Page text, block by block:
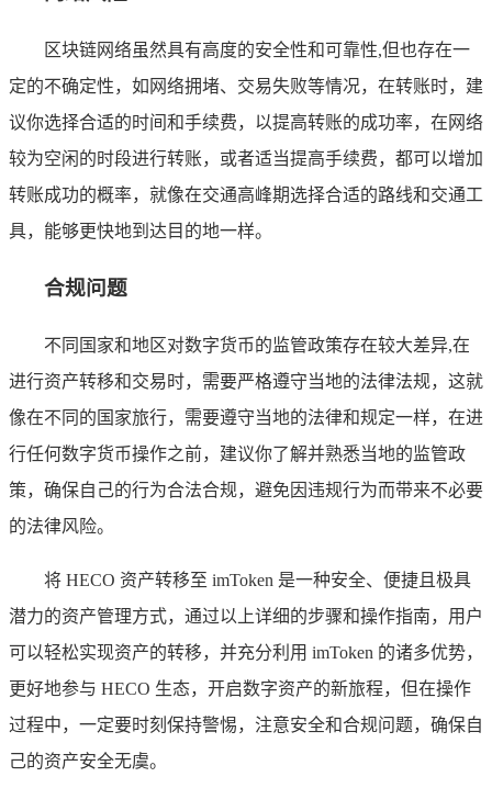
区块链网络虽然具有高度的安全性和可靠性,但也存在一
定的不确定性，如网络拥堵、交易失败等情况，在转账时，建
议你选择合适的时间和手续费，以提高转账的成功率，在网络
较为空闲的时段进行转账，或者适当提高手续费，都可以增加
转账成功的概率，就像在交通高峰期选择合适的路线和交通工
具，能够更快地到达目的地一样。
合规问题
不同国家和地区对数字货币的监管政策存在较大差异,在
进行资产转移和交易时，需要严格遵守当地的法律法规，这就
像在不同的国家旅行，需要遵守当地的法律和规定一样，在进
行任何数字货币操作之前，建议你了解并熟悉当地的监管政
策，确保自己的行为合法合规，避免因违规行为而带来不必要
的法律风险。
将 HECO 资产转移至 imToken 是一种安全、便捷且极具
潜力的资产管理方式，通过以上详细的步骤和操作指南，用户
可以轻松实现资产的转移，并充分利用 imToken 的诸多优势，
更好地参与 HECO 生态，开启数字资产的新旅程，但在操作
过程中，一定要时刻保持警惕，注意安全和合规问题，确保自
己的资产安全无虞。